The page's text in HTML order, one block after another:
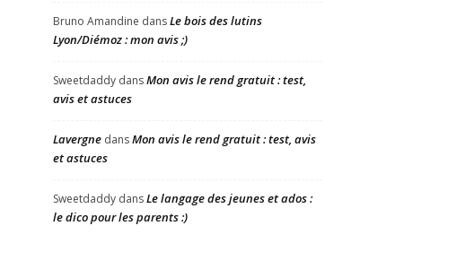
Bruno Amandine dansLe bois des lutins
Lyon/Diémoz : mon avis ;)
Sweetdaddy dansMon avis le rend gratuit : test,
avis et astuces
Lavergne dansMon avis le rend gratuit : test, avis
et astuces
Sweetdaddy dansLe langage des jeunes et ados :
le dico pour les parents :)